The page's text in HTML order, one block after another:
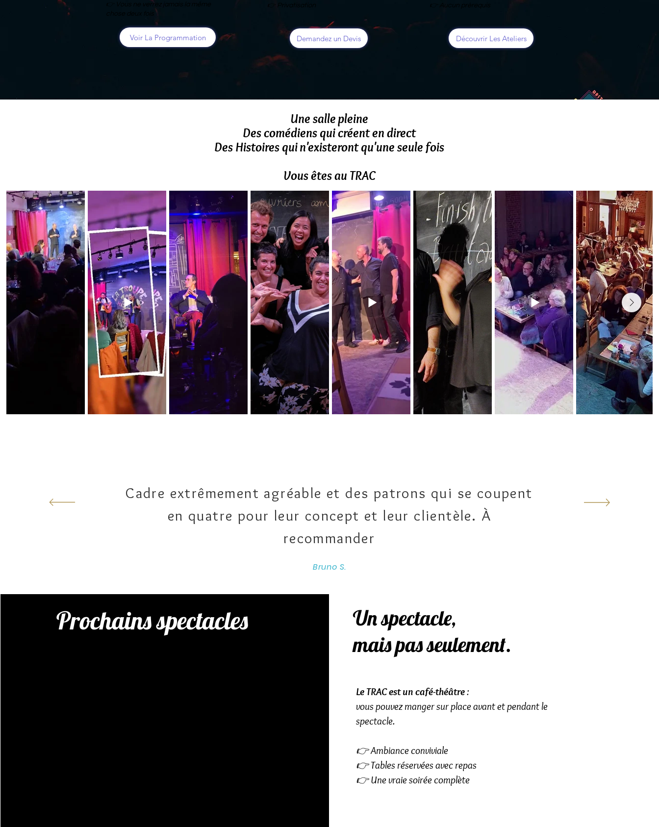
👉 Vous ne verrez jamais la même
Voir La Programmation Demandez un Devis Découvrir Les Ateliers
Une salle pleine
Des comédiens qui créent en direct
Des Histoires qui n'existeront qu'une seule fois
Vous êtes au TRAC
Cadre extrêmement agréable et des patrons qui se coupent
en quatre pour leur concept et leur clientèle. À
recommander
Bruno S.
Prochains spectacles
Un spectacle,
mais pas seulement.
Le TRAC est un café-théâtre:
vous pouvez manger sur place avant et pendant le
spectacle.
👉 Ambiance conviviale
👉 Tables réservées avec repas
👉 Une vraie soirée complète